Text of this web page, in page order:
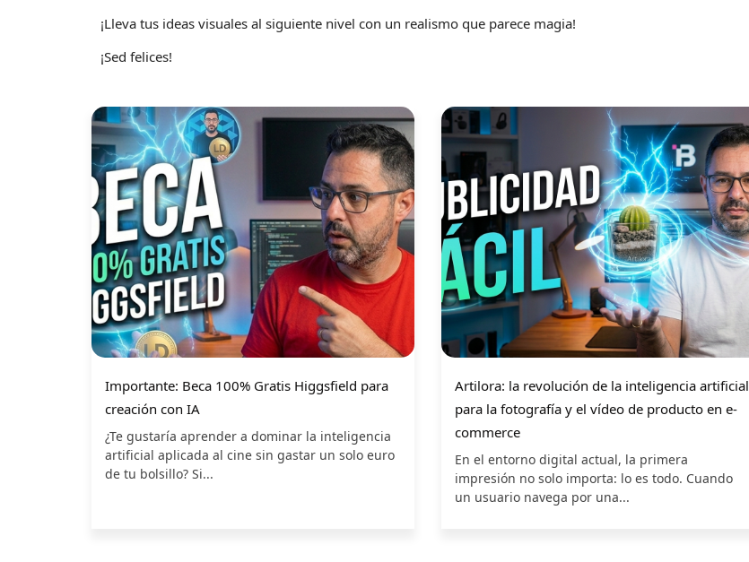
¡Lleva tus ideas visuales al siguiente nivel con un realismo que parece magia!
¡Sed felices!
Importante: Beca 100% Gratis Higgsfield para
creación con IA
¿Te gustaría aprender a dominar la inteligencia
artificial aplicada al cine sin gastar un solo euro
de tu bolsillo? Si...
Artilora: la revolución de la inteligencia artificial
para la fotografía y el vídeo de producto en e-
commerce
En el entorno digital actual, la primera
impresión no solo importa: lo es todo. Cuando
un usuario navega por una...